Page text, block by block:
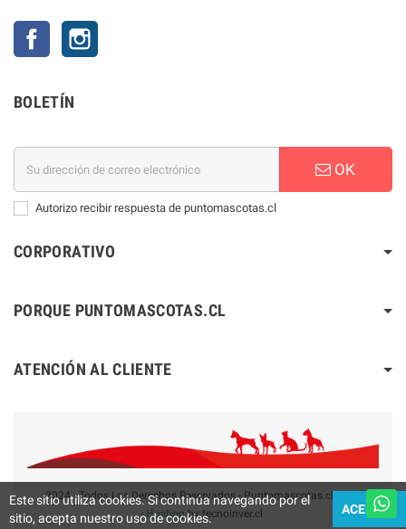
Facebook
BOLETÍN
OK
Autorizo recibir respuesta de puntomascotas.cl
CORPORATIVO
PORQUE PUNTOMASCOTAS.CL
ATENCIÓN AL CLIENTE
2024 - Todos Los Derechos Reservados - Puntomascotas.cl V2.0
-Hosting by tecnoinver.cl
Este sitio utiliza cookies. Si continúa navegando por el
sitio, acepta nuestro uso de cookies.
ACEPTAR